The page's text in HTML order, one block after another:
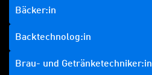
Bäcker:in
Backtechnolog:in
Brau- und Getränketechniker:in